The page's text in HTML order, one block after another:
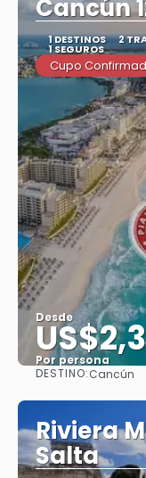
Cancún
1 DESTINOS 2
1 SEGUROS
Cupo
Desde
Por persona
DESTINO:Cancún
Riviera
Salta